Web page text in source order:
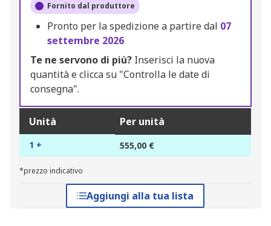
Fornito dal produttore
Pronto per la spedizione a partire dal 07
settembre 2026
Te ne servono di più? Inserisci la nuova
quantità e clicca su "Controlla le date di
consegna".
Unità Per unità
1 + 555,00 €
*prezzo indicativo
Aggiungi alla tua lista